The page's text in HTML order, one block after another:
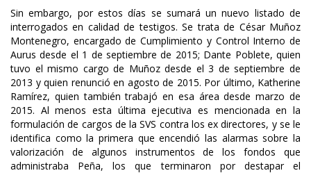
Sin embargo, por estos días se sumará un nuevo listado de
interrogados en calidad de testigos. Se trata de César Muñoz
Montenegro, encargado de Cumplimiento y Control Interno de
Aurus desde el 1 de septiembre de 2015; Dante Poblete, quien
tuvo el mismo cargo de Muñoz desde el 3 de septiembre de
2013 y quien renunció en agosto de 2015. Por último, Katherine
Ramírez, quien también trabajó en esa área desde marzo de
2015. Al menos esta última ejecutiva es mencionada en la
formulación de cargos de la SVS contra los ex directores, y se le
identifica como la primera que encendió las alarmas sobre la
valorización de algunos instrumentos de los fondos que
administraba Peña, los que terminaron por destapar el